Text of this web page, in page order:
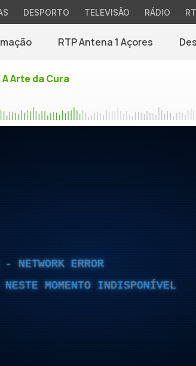
DESPORTO TELEVISÃO RÁDIO
RTP Antena 1 Açores
A Arte da Cura
NETWORK ERROR
NESTE MOMENTO INDISPONÍVEL